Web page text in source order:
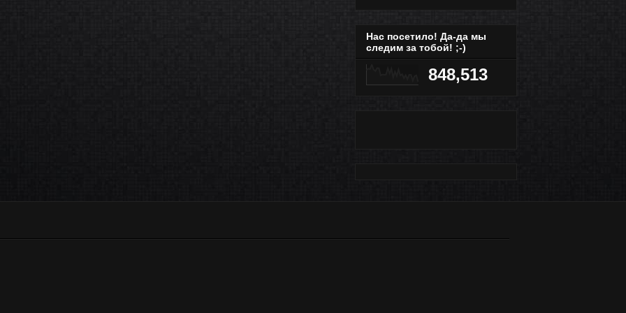
Нас посетило! Да-да мы
следим за тобой! ;-)
848,513